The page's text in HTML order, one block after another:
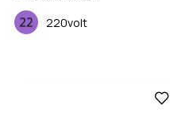
220volt